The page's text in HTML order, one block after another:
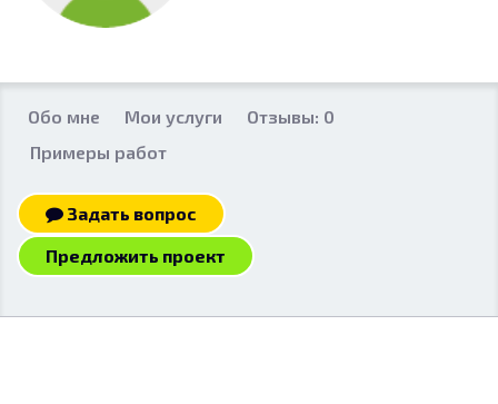
Обо мне Мои услуги
Отзывы: 0
Примеры работ
Задать вопрос
Предложить проект